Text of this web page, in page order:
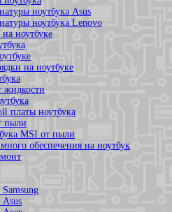
ноутбука Asus
ноутбука Lenovo
ноутбуке
на ноутбуке
жидкости
платы ноутбука
пыли
MSI от пыли
обеспечения на ноутбук